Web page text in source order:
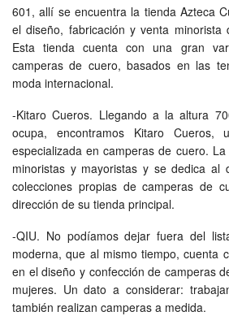
601, allí se encuentra la tienda Azteca
el diseño, fabricación y venta minorista
Esta tienda cuenta con una gran
camperas de cuero, basados en las
moda internacional.
-Kitaro Cueros. Llegando a la altura
ocupa, encontramos Kitaro Cueros,
especializada en camperas de cuero.
minoristas y mayoristas y se dedica al
colecciones propias de camperas de
dirección de su tienda principal.
-QIU. No podíamos dejar fuera del
moderna, que al mismo tiempo, cuenta
en el diseño y confección de camperas
mujeres. Un dato a considerar:
también realizan camperas a medida.